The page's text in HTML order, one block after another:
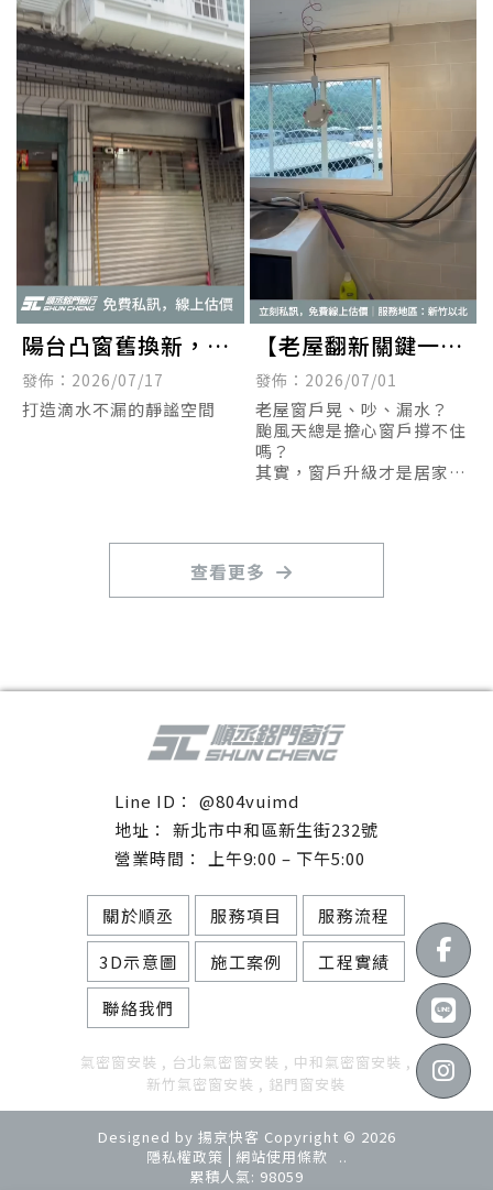
陽台凸窗舊換新，只
需一天！
發佈：2026/07/17
打造滴水不漏的靜謐空間
【老屋翻新關鍵一
步，窗戶全面升級】
發佈：2026/07/01
老屋窗戶晃、吵、漏水？
颱風天總是擔心窗戶撐不住
嗎？
其實，窗戶升級才是居家質
查看更多
@804vuimd
新北市中和區新生街232號
上午9:00 – 下午5:00
關於順丞 服務項目
服務流程
3D示意圖
施工案例
工程實績
聯絡我們
氣密窗安裝 台北氣密窗安裝
中和氣密窗安裝
新竹氣密窗安裝
鋁門窗安裝
Designed by 揚京快客 Copyright © 2026
隱私權政策
網站使用條款
..
累積人氣: 98059